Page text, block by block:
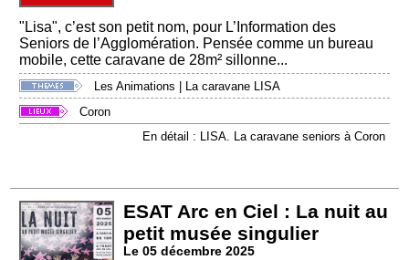
"Lisa", c’est son petit nom, pour L’Information des
Seniors de l’Agglomération. Pensée comme un bureau
mobile, cette caravane de 28m² sillonne...
Les Animations
La caravane LISA
Coron
En détail : LISA. La caravane seniors à Coron
ESAT Arc en Ciel : La nuit au
petit musée singulier
Le 05 décembre 2025